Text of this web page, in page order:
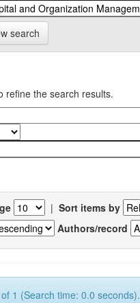
search
refine the search results.
| Sort items by
Authors/record
1 (Search time: 0.0 seconds).